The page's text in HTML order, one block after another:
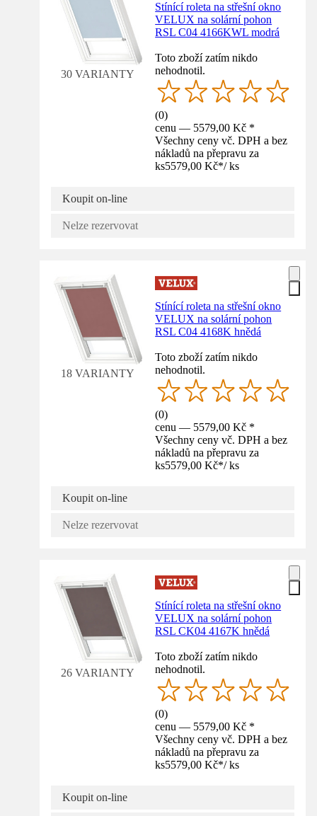
30 VARIANTY
Stínící roleta na střešní okno
VELUX na solární pohon
RSL C04 4166KWL modrá
Toto zboží zatím nikdo
nehodnotil.
(0)
cenu — 5579,00 Kč *
Všechny ceny vč. DPH a bez
nákladů na přepravu za
ks5579,00 Kč*/ ks
Koupit on-line
Nelze rezervovat
18 VARIANTY
Stínící roleta na střešní okno
VELUX na solární pohon
RSL C04 4168K hnědá
Toto zboží zatím nikdo
nehodnotil.
(0)
cenu — 5579,00 Kč *
Všechny ceny vč. DPH a bez
nákladů na přepravu za
ks5579,00 Kč*/ ks
Koupit on-line
Nelze rezervovat
26 VARIANTY
Stínící roleta na střešní okno
VELUX na solární pohon
RSL CK04 4167K hnědá
Toto zboží zatím nikdo
nehodnotil.
(0)
cenu — 5579,00 Kč *
Všechny ceny vč. DPH a bez
nákladů na přepravu za
ks5579,00 Kč*/ ks
Koupit on-line